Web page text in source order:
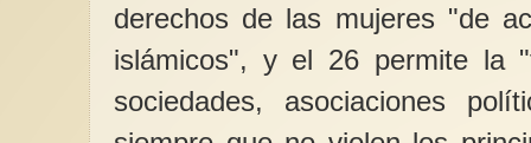
derechos de las mujeres "de
islámicos", y el 26 permite la
sociedades, asociaciones